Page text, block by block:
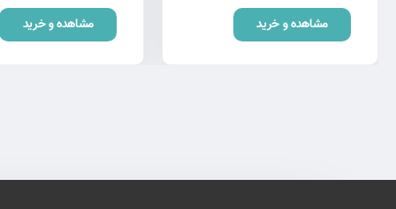
مشاهده و خرید مشاهده و خرید